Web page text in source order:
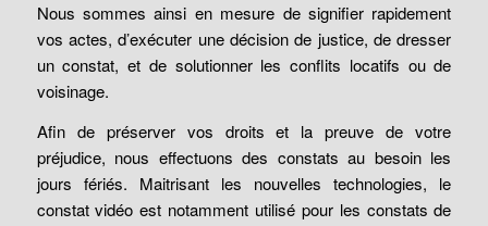
Nous sommes ainsi en mesure de signifier rapidement
vos actes, d’exécuter une décision de justice, de dresser
un constat, et de solutionner les conflits locatifs ou de
voisinage.
Afin de préserver vos droits et la preuve de votre
préjudice, nous effectuons des constats au besoin les
jours fériés. Maitrisant les nouvelles technologies, le
constat vidéo est notamment utilisé pour les constats de